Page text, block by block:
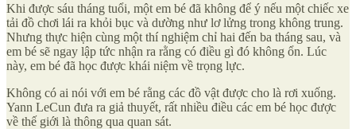
Khi được sáu tháng tuổi, một em bé đã không để ý nếu một chiếc xe
tải đồ chơi lái ra khỏi bục và dường như lơ lửng trong không trung.
Nhưng thực hiện cùng một thí nghiệm chỉ hai đến ba tháng sau, và
em bé sẽ ngay lập tức nhận ra rằng có điều gì đó không ổn. Lúc
này, em bé đã học được khái niệm về trọng lực.
Không có ai nói với em bé rằng các đồ vật được cho là rơi xuống.
Yann LeCun đưa ra giả thuyết, rất nhiều điều các em bé học được
về thế giới là thông qua quan sát.